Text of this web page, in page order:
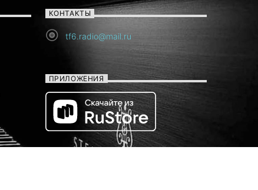
КОНТАКТЫ
tf6.radio@mail.ru
ПРИЛОЖЕНИЯ